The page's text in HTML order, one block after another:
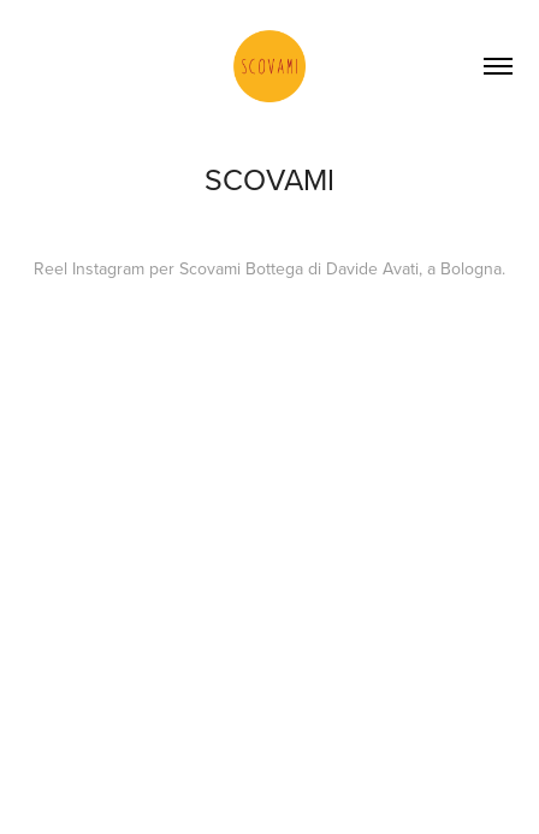
SCOVAMI
Reel Instagram per Scovami Bottega di Davide Avati, a Bologna.